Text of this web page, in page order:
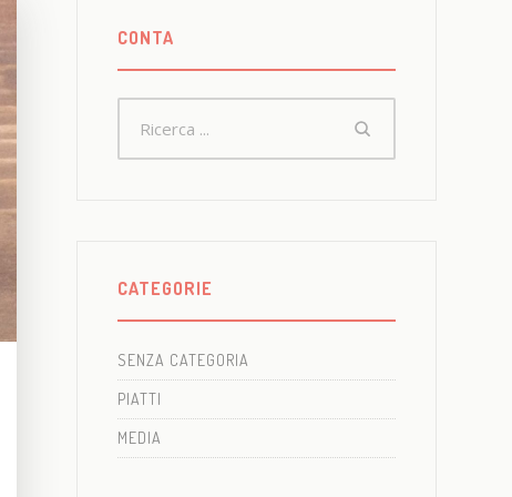
CONTA
CATEGORIE
SENZA CATEGORIA
PIATTI
MEDIA